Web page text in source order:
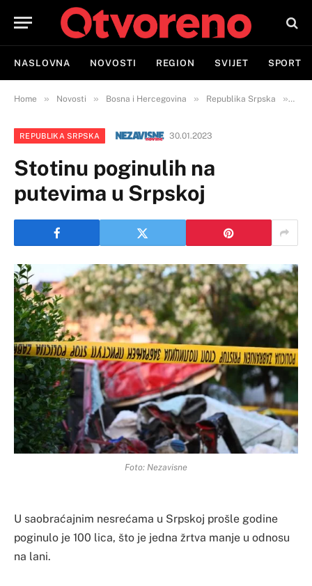
NASLOVNA NOVOSTI REGION SVIJET SPORT
Home » Novosti » Bosna i Hercegovina » Republika Srpska »
REPUBLIKA SRPSKA 30.01.2023
Stotinu poginulih na
putevima u Srpskoj
Foto: Nezavisne
U saobraćajnim nesrećama u Srpskoj prošle godine
poginulo je 100 lica, što je jedna žrtva manje u odnosu
na lani.